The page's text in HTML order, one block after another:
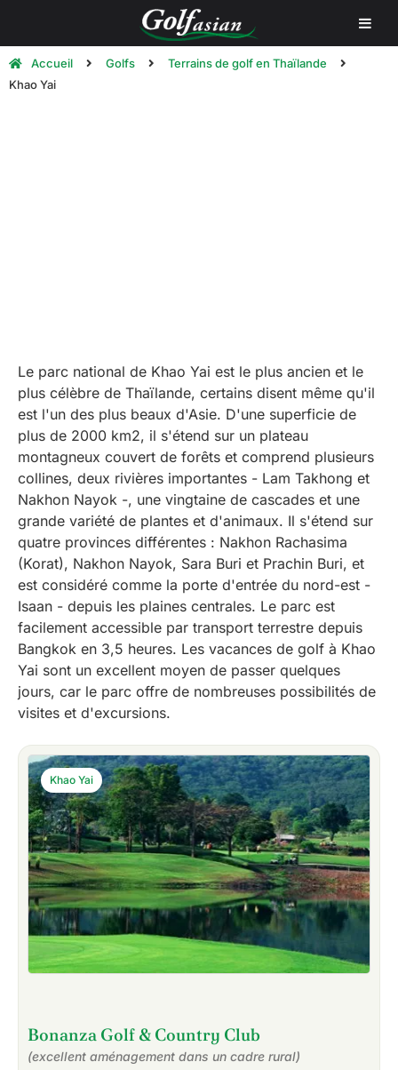
Accueil Golfs
Terrains de golf en Thaïlande
Khao Yai
Le parc national de Khao Yai est le plus ancien et le
plus célèbre de Thaïlande, certains disent même qu'il
est l'un des plus beaux d'Asie. D'une superficie de
plus de 2000 km2, il s'étend sur un plateau
montagneux couvert de forêts et comprend plusieurs
collines, deux rivières importantes - Lam Takhong et
Nakhon Nayok -, une vingtaine de cascades et une
grande variété de plantes et d'animaux. Il s'étend sur
quatre provinces différentes : Nakhon Rachasima
(Korat), Nakhon Nayok, Sara Buri et Prachin Buri, et
est considéré comme la porte d'entrée du nord-est -
Isaan - depuis les plaines centrales. Le parc est
facilement accessible par transport terrestre depuis
Bangkok en 3,5 heures. Les vacances de golf à Khao
Yai sont un excellent moyen de passer quelques
jours, car le parc offre de nombreuses possibilités de
visites et d'excursions.
Bonanza Golf & Country Club
(excellent aménagement dans un cadre rural)
Khao Yai